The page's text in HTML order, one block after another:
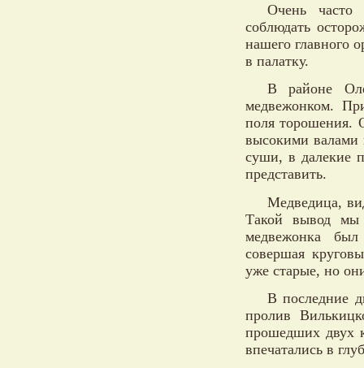
Очень часто
соблюдать
нашего главного
в палатку.
В районе
медвежонком.
поля торошения.
высокими валами
суши, в далекие
представить.
Медведица,
Такой вывод мы
медвежонка
совершая
уже старые, но
В последние
пролив
прошедших двух
впечатались в